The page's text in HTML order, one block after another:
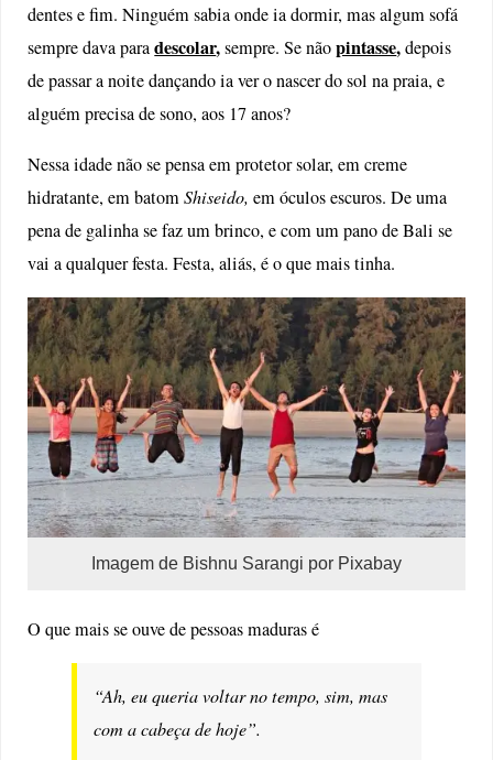
dentes e fim. Ninguém sabia onde ia dormir, mas algum sofá
sempre dava paradescolar,sempre. Se nãopintasse,depois
de passar a noite dançando ia ver o nascer do sol na praia, e
alguém precisa de sono, aos 17 anos?
Nessa idade não se pensa em protetor solar, em creme
hidratante, em batomShiseido, em óculos escuros. De uma
pena de galinha se faz um brinco, e com um pano de Bali se
vai a qualquer festa. Festa, aliás, é o que mais tinha.
Imagem de Bishnu Sarangi por Pixabay
O que mais se ouve de pessoas maduras é
“Ah, eu queria voltar no tempo, sim, mas
com a cabeça de hoje”.